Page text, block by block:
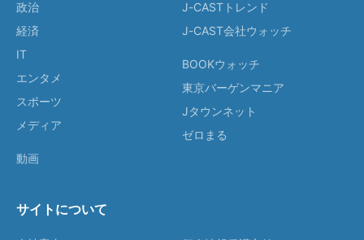
政治
経済
IT
エンタメ
スポーツ
メディア
動画
J-CASTトレンド
J-CAST会社ウォッチ
BOOKウォッチ
東京バーゲンマニア
Jタウンネット
ゼロまる
サイトについて